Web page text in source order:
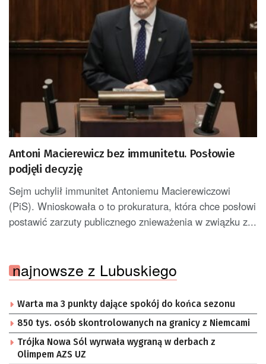
Antoni Macierewicz bez immunitetu. Posłowie
podjęli decyzję
Sejm uchylił immunitet Antoniemu Macierewiczowi
(PiS). Wnioskowała o to prokuratura, która chce posłowi
postawić zarzuty publicznego znieważenia w związku z...
najnowsze z Lubuskiego
Warta ma 3 punkty dające spokój do końca sezonu
850 tys. osób skontrolowanych na granicy z Niemcami
Trójka Nowa Sól wyrwała wygraną w derbach z
Olimpem AZS UZ